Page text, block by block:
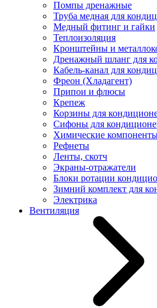
Помпы дренажные
Труба медная для
Медный фитинг и гайки
Теплоизоляция
Кронштейны и
Дренажный шланг для
Кабель-канал для
Фреон (Хладагент)
Припои и флюсы
Крепеж
Корзины для
Сифоны для
Химические
Рефнеты
Ленты, скотч
Экраны-отражатели
Блоки ротации
Зимний комплект для
Электрика
Вентиляция